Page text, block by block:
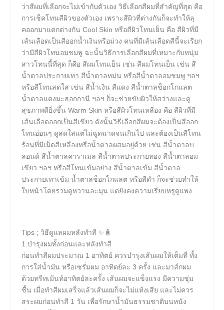
ว่าสีผมที่เลือกจะไม่เข้ากับตัวเอง วิธีเลือกสีผมที่สำคัญที่สุด คือ
การเช็คโทนสีผิวของตัวเอง เพราะสีผิวที่ต่างกันก็จะทำให้ลุ
คออกมาแตกต่างกัน Cool Skin หรือสีผิวโทนเย็น คือ สีผิวที่มี
เส้นเลือดเป็นสีออกน้ำเงินหรือม่วง คนที่มีเส้นเลือดสีนี้จะเรียก
ว่ามีสีผิวโทนอมชมพู ฉะนั้นวิธีการเลือกสีผมที่เหมาะกับหนุ่ม
สาวโทนนี้ที่สุด ก็คือ สีผมโทนเย็น เช่น สีผมโทนเย็น เช่น สี
น้ำตาลประกายเทา สีน้ำตาลหม่น หรือสีน้ำตาลอมชมพู ฯลฯ
หรือสีโทนสดใส เช่น สีน้ำเงิน สีแดง สีน้ำตาลช็อกโกแลต
น้ำตาลแดงมะฮอกกานี ฯลฯ ก็จะช่วยขับผิวให้สว่างและดู
สุขภาพดียิ่งขึ้น Warm Skin หรือสีผิวโทนเหลือง คือ สีผิวที่มี
เส้นเลือดออกเป็นสีเขียว ดังนั้นวิธีเลือกสีผมจะต้องเป็นสีออก
โทนอ่อนๆ ดูสดใสแต่ไม่ฉูดฉาดจนเกินไป และต้องเป็นสีโทน
ร้อนที่มีเม็ดสีเหลืองหรือน้ำตาลผสมอยู่ด้วย เช่น สีน้ำตาลบ
ลอนด์ สีน้ำตาลคาราเมล สีน้ำตาลประกายทอง สีน้ำตาลอม
เขียว ฯลฯ หรือสีโทนเข้มอย่าง สีน้ำตาลเข้ม สีน้ำตาล
ประกายเทาเข้ม น้ำตาลช็อกโกแลต หรือสีดำ ก็จะช่วยทำให้
ใบหน้าโดยรวมดูหวานละมุน แต่ยังคงความเรียบหรูดูแพง
Tips ; วิธีดูแลผมหลังทำสี ✨🧴
1.บำรุงผมทั้งก่อนและหลังทำสี
ก่อนทำสีผมประมาณ 1 อาทิตย์ ควรบำรุงเส้นผมให้เต็มที่ ทั้ง
การใส่น้ำมัน หรือเซรั่มผม อาทิตย์ละ 3 ครั้ง และมาส์กผม
ด้วยทรีทเม้นท์อาทิตย์ละครั้ง เส้นผมจะแข็งแรง มีความชุ่ม
ชื้น เมื่อทำสีผมเสร็จแล้วเส้นผมก็จะไม่แห้งเสีย และไม่ควร
สระผมก่อนทำสี 1 วัน เพื่อรักษาน้ำมันธรรมชาติบนหนัง